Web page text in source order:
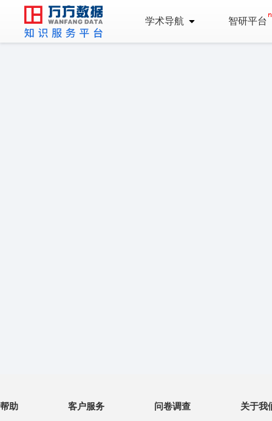
学术导航 智研平台
帮助 客户服务 问卷调查 关于我